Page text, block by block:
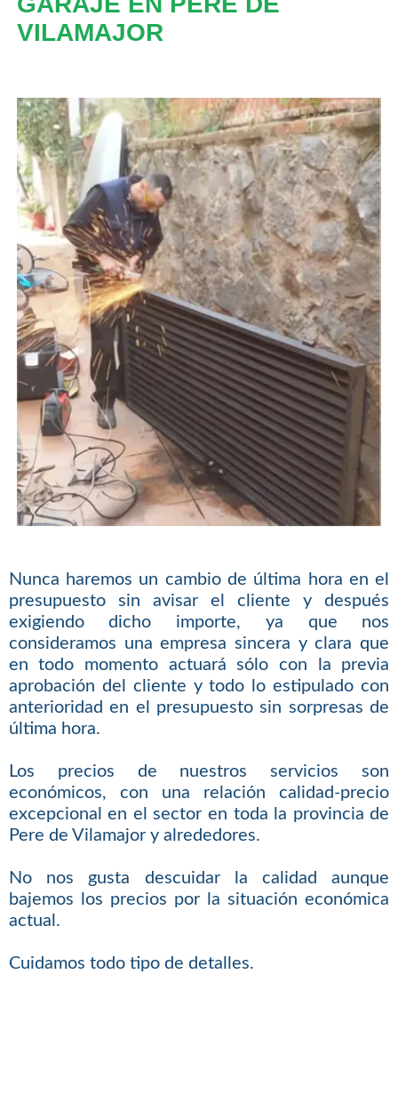
VILAMAJOR
Nunca haremos un cambio de última hora en el
presupuesto sin avisar el cliente y después
exigiendo dicho importe, ya que nos
consideramos una empresa sincera y clara que
en todo momento actuará sólo con la previa
aprobación del cliente y todo lo estipulado con
anterioridad en el presupuesto sin sorpresas de
última hora.
Los precios de nuestros servicios son
económicos, con una relación calidad-precio
excepcional en el sector en toda la provincia de
Pere de Vilamajor y alrededores.
No nos gusta descuidar la calidad aunque
bajemos los precios por la situación económica
actual.
Cuidamos todo tipo de detalles.